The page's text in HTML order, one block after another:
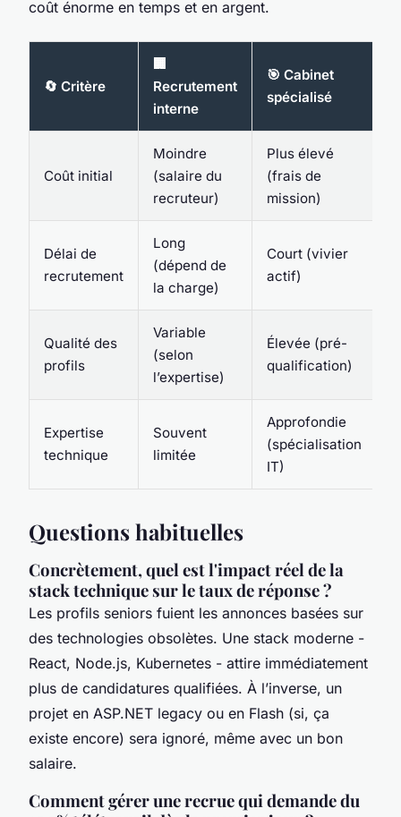
coût énorme en temps et en argent.
🔄 Critère
🏢
Recrutement
interne
🎯 Cabinet
spécialisé
Coût initial
Moindre
(salaire du
recruteur)
Plus élevé
(frais de
mission)
Délai de
recrutement
Long
(dépend de
la charge)
Court (vivier
actif)
Qualité des
profils
Variable
(selon
l’expertise)
Élevée (pré-
qualification)
Expertise
technique
Souvent
limitée
Approfondie
(spécialisation
IT)
Questions habituelles
Concrètement, quel est l'impact réel de la
stack technique sur le taux de réponse ?
Les profils seniors fuient les annonces basées sur
des technologies obsolètes. Une stack moderne -
React, Node.js, Kubernetes - attire immédiatement
plus de candidatures qualifiées. À l’inverse, un
projet en ASP.NET legacy ou en Flash (si, ça
existe encore) sera ignoré, même avec un bon
salaire.
Comment gérer une recrue qui demande du